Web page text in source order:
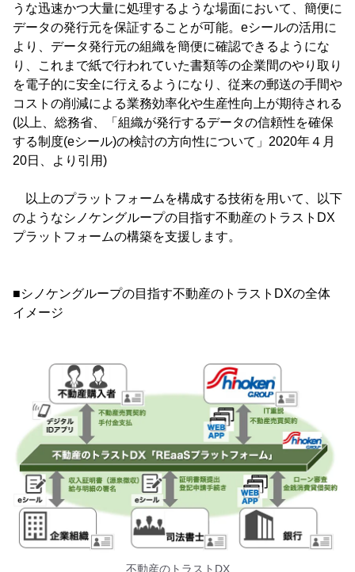
うな迅速かつ大量に処理するような場面において、簡便に
データの発行元を保証することが可能。eシールの活用に
より、データ発行元の組織を簡便に確認できるようにな
り、これまで紙で行われていた書類等の企業間のやり取り
を電子的に安全に行えるようになり、従来の郵送の手間や
コストの削減による業務効率化や生産性向上が期待される
(以上、総務省、「組織が発行するデータの信頼性を確保
する制度(eシール)の検討の方向性について」2020年４月
20日、より引用)
以上のプラットフォームを構成する技術を用いて、以下
のようなシノケングループの目指す不動産のトラストDX
プラットフォームの構築を支援します。
■シノケングループの目指す不動産のトラストDXの全体
イメージ
不動産のトラストDX